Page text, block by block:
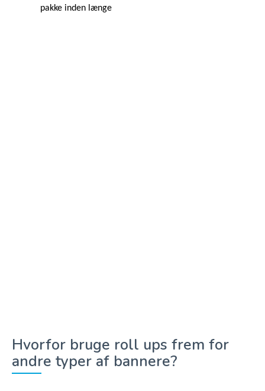
pakke inden længe
Hvorfor bruge roll ups frem for
andre typer af bannere?